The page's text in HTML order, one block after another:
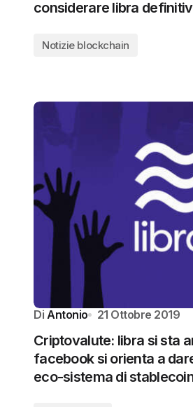
considerare libra
Notizie blockchain
Di Antonio 21 Ottobre 2019
Criptovalute: libra si sta
facebook si orienta a
eco-sistema di